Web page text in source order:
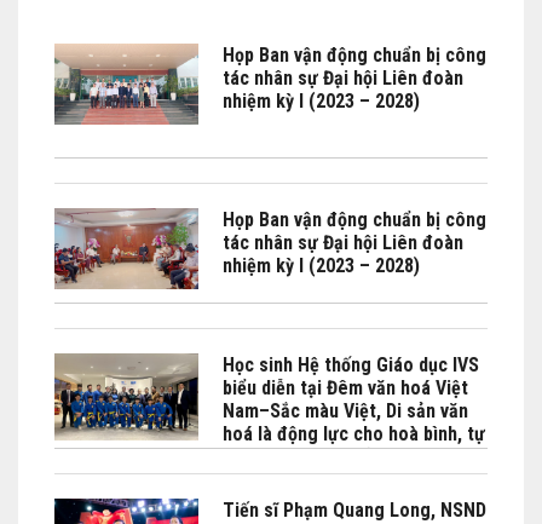
Họp Ban vận động chuẩn bị công
tác nhân sự Đại hội Liên đoàn
nhiệm kỳ I (2023 – 2028)
Họp Ban vận động chuẩn bị công
tác nhân sự Đại hội Liên đoàn
nhiệm kỳ I (2023 – 2028)
Học sinh Hệ thống Giáo dục IVS
biểu diễn tại Đêm văn hoá Việt
Nam–Sắc màu Việt, Di sản văn
hoá là động lực cho hoà bình, tự
cường và phát triển bền vững do
Bộ No Bộ Ngoại giao Việt Nam -
Phái đoàn Việt Nam bên cạnh
Tiến sĩ Phạm Quang Long, NSND